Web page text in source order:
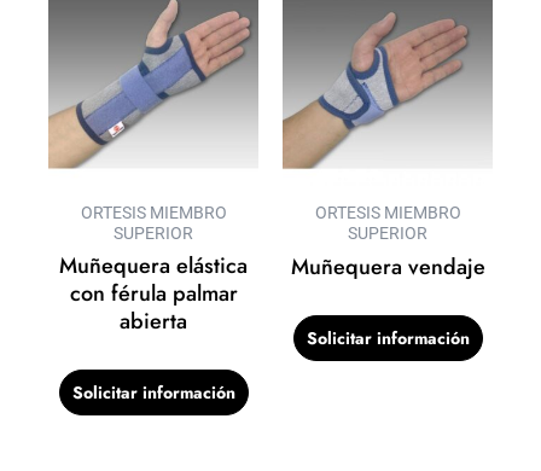
ORTESIS MIEMBRO
SUPERIOR
Muñequera elástica
con férula palmar
abierta
Solicitar información
ORTESIS MIEMBRO
SUPERIOR
Muñequera vendaje
Solicitar información